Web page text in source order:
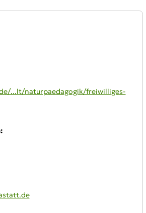
...lt/naturpaedagogik/freiwilliges-